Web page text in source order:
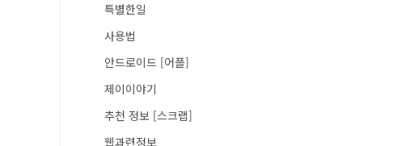
특별한일
사용법
안드로이드 [어플]
제이이야기
추천 정보 [스크랩]
웹과련정보